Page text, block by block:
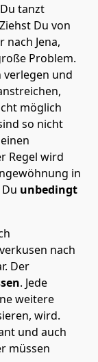
tanzt
Du von
nach Jena,
Problem.
verlegen und
möglich
so nicht
Regel wird
in
unbedingt
nach
Der
. Jede
weitere
wird.
und auch
müssen